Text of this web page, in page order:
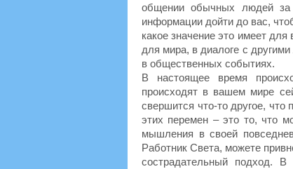
общении обычных людей
информации дойти до вас,
какое значение это имеет
для мира, в диалоге с
в общественных событиях.
В настоящее время
происходят в вашем мире
свершится что-то другое,
этих перемен – это то, что
мышления в своей
Работник Света, можете
сострадательный подход.